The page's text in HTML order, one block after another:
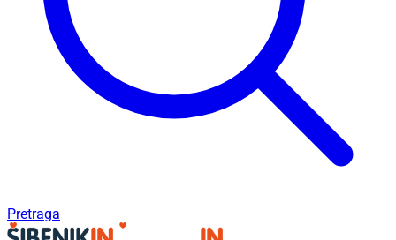
Pretraga